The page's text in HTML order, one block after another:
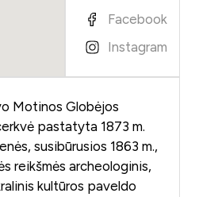
Facebook
Instagram
Motinos Globėjos
pastatyta 1873 m.
susibūrusios 1863 m.,
reikšmės archeologinis,
kultūros paveldo